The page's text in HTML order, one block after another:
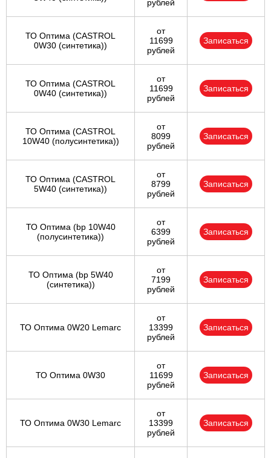
рублей
ТО Оптима (CASTROL
0W30 (синтетика))
от
11699
рублей
Записаться
ТО Оптима (CASTROL
0W40 (синтетика))
от
11699
рублей
Записаться
ТО Оптима (CASTROL
10W40 (полусинтетика))
от
8099
рублей
Записаться
ТО Оптима (CASTROL
5W40 (синтетика))
от
8799
рублей
Записаться
ТО Оптима (bp 10W40
(полусинтетика))
от
6399
рублей
Записаться
ТО Оптима (bp 5W40
(синтетика))
от
7199
рублей
Записаться
ТО Оптима 0W20 Lemarc
от
13399
рублей
Записаться
ТО Оптима 0W30
от
11699
рублей
Записаться
ТО Оптима 0W30 Lemarc
от
13399
рублей
Записаться